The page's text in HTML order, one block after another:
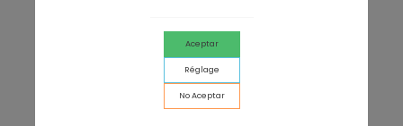
Aceptar
Réglage
No Aceptar